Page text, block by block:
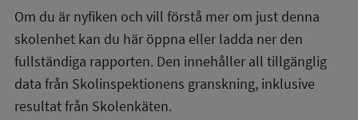
Om du är nyfiken och vill förstå mer om just denna
skolenhet kan du här öppna eller ladda ner den
fullständiga rapporten. Den innehåller all tillgänglig
data från Skolinspektionens granskning, inklusive
resultat från Skolenkäten.